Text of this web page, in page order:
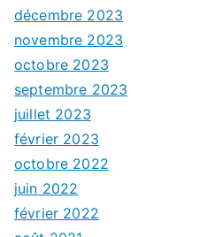
décembre 2023
novembre 2023
octobre 2023
septembre 2023
juillet 2023
février 2023
octobre 2022
juin 2022
février 2022